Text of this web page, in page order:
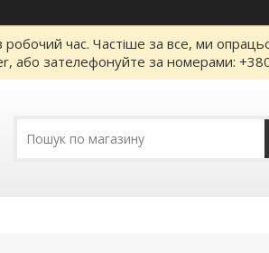
час. Частіше за все, ми
або зателефонуйте за номерами: